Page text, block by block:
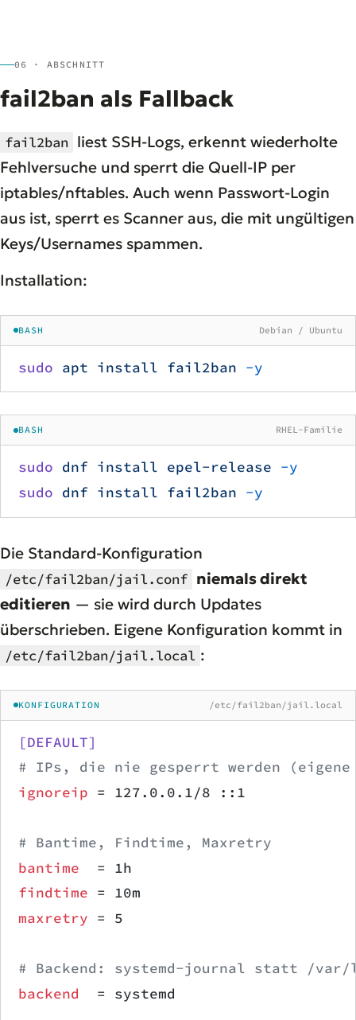
06 · ABSCHNITT
fail2ban als Fallback
fail2ban liest SSH-Logs, erkennt wiederholte
Fehlversuche und sperrt die Quell-IP per
iptables/nftables. Auch wenn Passwort-Login
aus ist, sperrt es Scanner aus, die mit ungültigen
Keys/Usernames spammen.
Installation:
BASH Debian / Ubuntu
sudo apt install fail2ban -y
BASH RHEL-Familie
sudo dnf install epel-release -y
sudo dnf install fail2ban -y
Die Standard-Konfiguration
/etc/fail2ban/jail.conf niemals direkt
editieren — sie wird durch Updates
überschrieben. Eigene Konfiguration kommt in
/etc/fail2ban/jail.local :
KONFIGURATION /etc/fail2ban/jail.local
[DEFAULT]
# IPs, die nie gesperrt werden
ignoreip = 127.0.0.1/8 ::1
# Bantime, Findtime, Maxretry
bantime
  = 1h
findtime = 10m
maxretry = 5
# Backend: systemd-journal statt /var/
backend
  = systemd